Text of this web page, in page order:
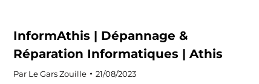
InformAthis | Dépannage &
Réparation Informatiques | Athis
Par Le Gars Zouille 21/08/2023